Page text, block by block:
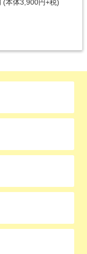
(本体3,900円+税)